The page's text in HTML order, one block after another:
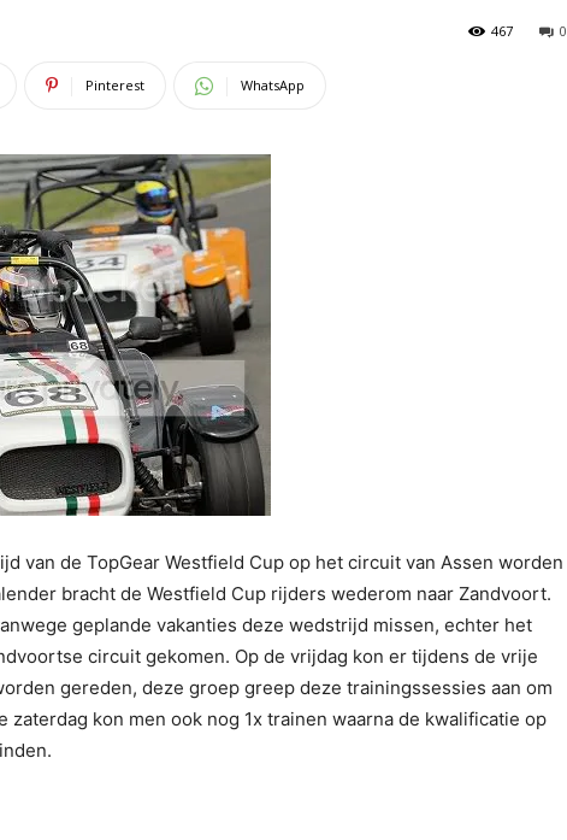
0
467
Pinterest WhatsApp
van de TopGear Westfield Cup op het circuit van Assen worden
bracht de Westfield Cup rijders wederom naar Zandvoort.
geplande vakanties deze wedstrijd missen, echter het
circuit gekomen. Op de vrijdag kon er tijdens de vrije
gereden, deze groep greep deze trainingssessies aan om
zaterdag kon men ook nog 1x trainen waarna de kwalificatie op